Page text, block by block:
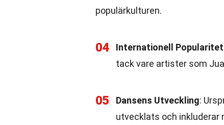
populärkulturen.
04 Internationell Popularitet
tack vare artister som
05 Dansens Utveckling:
utvecklats och inkluderar